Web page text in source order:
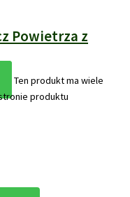
Powietrza z
Ten produkt ma wiele
produktu